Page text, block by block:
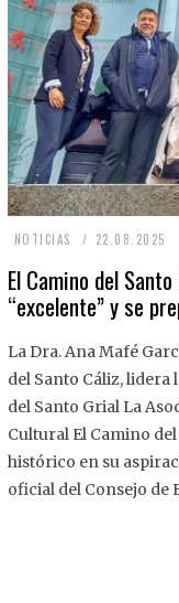
NOTICIAS 22.08.2025
.
8
2
2
El Camino del
“excelente” y se
La Dra. Ana Mafé
del Santo Cáliz,
del Santo Grial La
Cultural El Camino
histórico en su
oficial del Consejo de